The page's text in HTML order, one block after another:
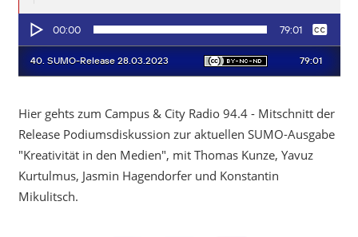
Hier gehts zum Campus & City Radio 94.4 - Mitschnitt der
Release Podiumsdiskussion zur aktuellen SUMO-Ausgabe
"Kreativität in den Medien", mit Thomas Kunze, Yavuz
Kurtulmus, Jasmin Hagendorfer und Konstantin
Mikulitsch.